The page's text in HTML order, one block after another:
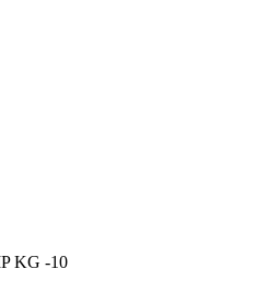
KG -10